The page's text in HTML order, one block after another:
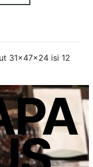
31x47x24 isi 12